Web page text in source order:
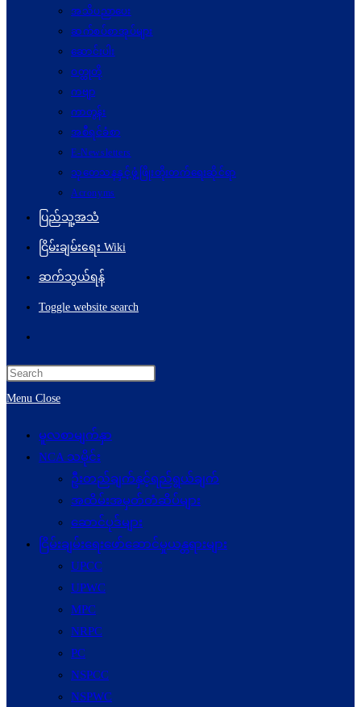
အသိပညာပေး
ဆက်စပ်စာအုပ်များ
ဆောင်းပါး
ဝတ္ထုတို
ကဗျာ
ကာတွန်း
အစီရင်ခံစာ
E-Newsletters
သုတေသနနှင့်ဖွံ့ဖြိုးတိုးတက်ရေးဆိုင်ရာ
Acronyms
ပြည်သူ့အသံ
ငြိမ်းချမ်းရေး Wiki
ဆက်သွယ်ရန်
Toggle website search
Menu Close
မူလစာမျက်နှာ
NCA သမိုင်း
ဦးတည်ချက်နှင့်ရည်ရွယ်ချက်
အထိမ်းအမှတ်တံဆိပ်များ
ဆောင်ပုဒ်များ
ငြိမ်းချမ်းရေးဖော်‌ဆောင်မှုယန္တရားများ
UPCC
UPWC
MPC
NRPC
PC
NSPCC
NSPWC